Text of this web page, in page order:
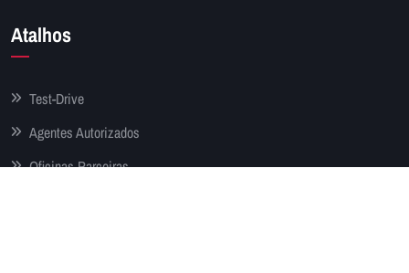
Atalhos
Test-Drive
Agentes Autorizados
Oficinas Parceiras